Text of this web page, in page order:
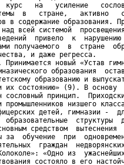
курс   на   усиление
в   стране,   активно
в содержание образования.
над всей системой
привело  к
получаемого  в  стране
и даже регресса.
Принимается новый «Устав
образования
образованию и
их состоянию» (9). В основу
сословный принцип.
промышленников низшего
детей, гимназии -
образовательные  структуры
средством  вытеснения
за  обучение  при
граждан
«Одно из
состояло в его